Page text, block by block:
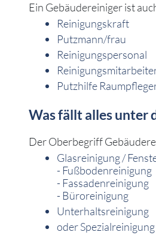
Ein Gebäudereiniger ist
Reinigungskraft
Putzmann/frau
Reinigungspersonal
Putzhilfe
Was fällt alles unter
Der Oberbegriff
Glasreinigung /
- Fußbodenreinigung
- Fassadenreinigung
- Büroreinigung
Unterhaltsreinigung
oder